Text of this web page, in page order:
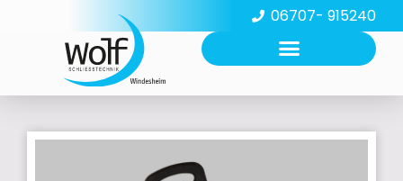
06707- 915240